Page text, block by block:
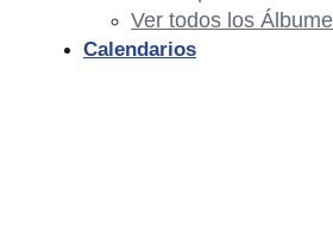
Ver todos los
Calendarios